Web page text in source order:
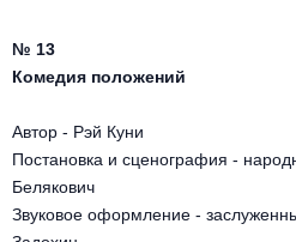
Альтернатива
Классическая музыка
Круиз Фест
Комедия
Творческий вечер
Мюзикл, оперетта
Детский спектакль
Детское шоу
Все события
Все события
№ 13
Комедия положений
Автор - Рэй Куни
Постановка и сценография -
Белякович
Звуковое оформление -